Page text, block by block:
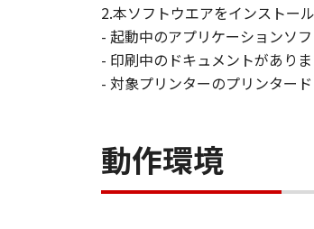
2.本ソフトウエアをインストー
- 起動中のアプリケーションソ
- 印刷中のドキュメントがあり
- 対象プリンターのプリンター
動作環境